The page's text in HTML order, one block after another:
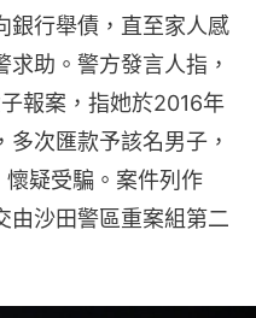
銀行舉債，直至家人感
助。警方發言人指，
報案，指她於2016年
次匯款予該名男子，
疑受騙。案件列作
由沙田警區重案組第二